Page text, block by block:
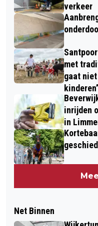
verkeer
met
gaat
inrijden
in
Net Binnen